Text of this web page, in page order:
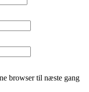
browser til næste gang